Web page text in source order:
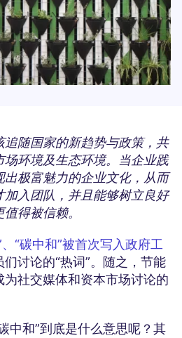
追随国家的新趋势与政策，共
场环境及生态环境。当企业践
极富魅力的企业文化，从而
入团队，并且能够树立良好
得被信赖。
、“碳中和”被首次写入政府工
们讨论的“热词”。随之，节能
社交媒体和资本市场讨论的
中和”到底是什么意思呢？其